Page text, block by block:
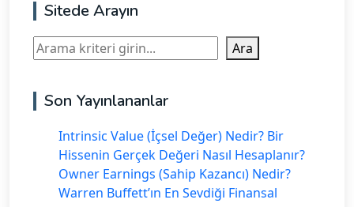
Sitede Arayın
Ara Ara
Son Yayınlananlar
Intrinsic Value (İçsel Değer) Nedir? Bir
Hissenin Gerçek Değeri Nasıl Hesaplanır?
Owner Earnings (Sahip Kazancı) Nedir?
Warren Buffett’ın En Sevdiği Finansal